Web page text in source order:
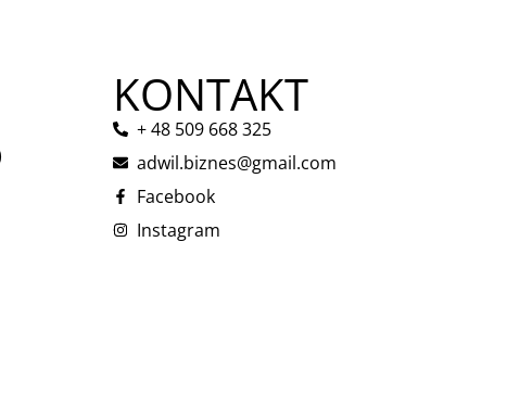
KONTAKT
+ 48 509 668 325
adwil.biznes@gmail.com
Facebook
Instagram